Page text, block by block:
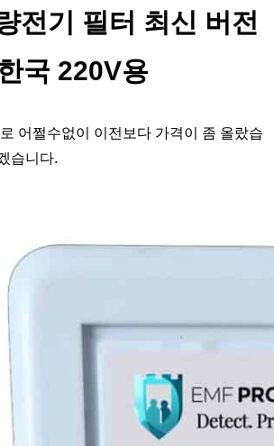
전기 필터 최신 버전
국 220V용
어쩔수없이 이전보다 가격이 좀 올랐습
습니다.